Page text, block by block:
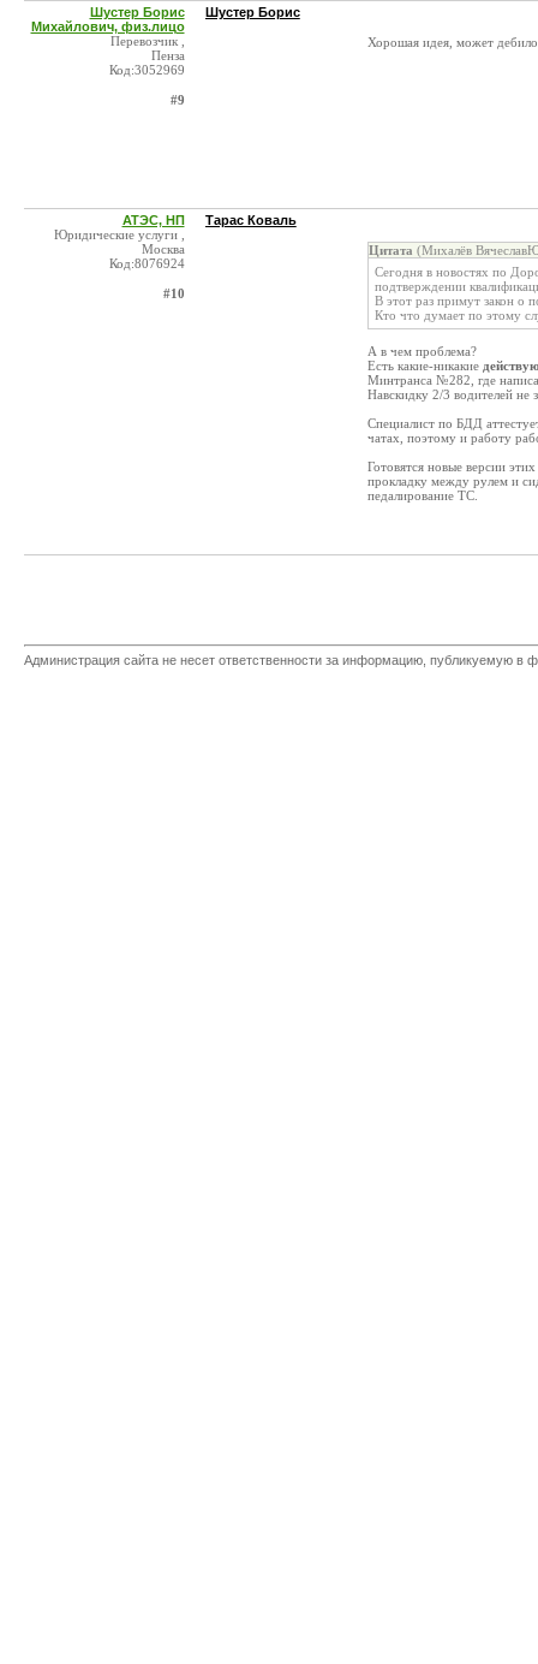
Шустер Борис
Михайлович, физ.лицо
Перевозчик ,
Пенза
Код:3052969
#9
Шустер Борис
Хорошая идея, может
АТЭС, НП
Юридические услуги ,
Москва
Код:8076924
#10
Тарас Коваль
Цитата (Михалёв
Сегодня в новостях по
подтверждении
В этот раз примут закон о
Кто что думает по этому
А в чем проблема?
Есть какие-никакие
Минтранса №282, где
Навскидку 2/3 водителей не
Специалист по БДД
чатах, поэтому и работу
Готовятся новые версии
прокладку между рулем и
педалирование ТС.
Администрация сайта не несет ответственности за информацию, публикуемую